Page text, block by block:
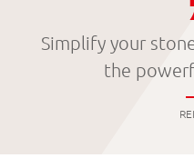
Simplify your
the